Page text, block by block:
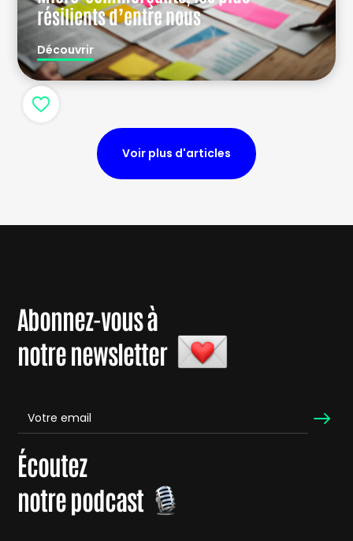
résilients d’entre nous
Découvrir
Voir plus d'articles
Abonnez-vous à
notre newsletter
Écoutez
notre podcast